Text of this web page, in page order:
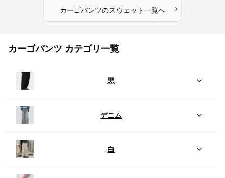
カーゴパンツのスウェット一覧へ ›
カーゴパンツ カテゴリ一覧
黒
デニム
白